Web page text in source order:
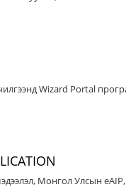
Wizard Portal
Монгол Улсын